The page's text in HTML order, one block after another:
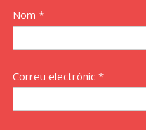
Nom *
Correu electrònic *